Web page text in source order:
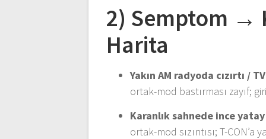
2) Semptom →
Harita
Yakın AM radyoda cızırtı
ortak-mod bastırması zayıf;
Karanlık sahnede ince
ortak-mod sızıntısı; T-CON’a